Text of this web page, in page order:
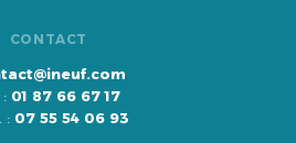
CONTACT
01 87 66 67 17
: 07 55 54 06 93